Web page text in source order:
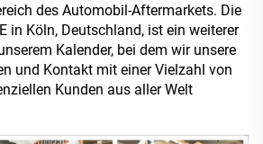
des Automobil-Aftermarkets. Die
in Köln, Deutschland, ist ein weiterer
Kalender, bei dem wir unsere
und Kontakt mit einer Vielzahl von
Kunden aus aller Welt